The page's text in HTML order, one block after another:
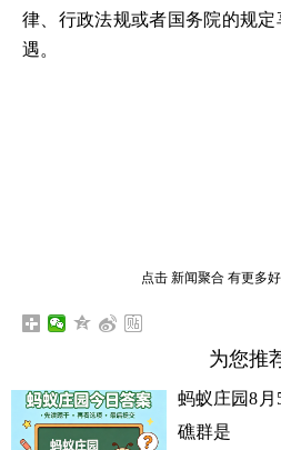
律、行政法规或者国务院的规
遇。
点击 新闻聚合有更多
为您推
蚂蚁庄园8月
礁群是